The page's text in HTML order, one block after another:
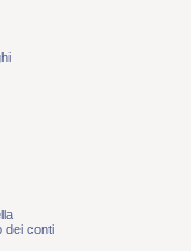
dei conti